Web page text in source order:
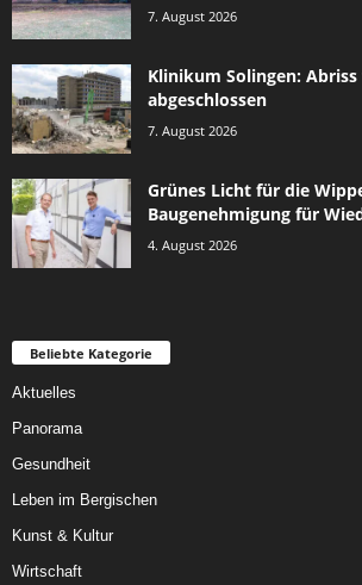
7. August 2026
Klinikum Solingen: Abriss
abgeschlossen
7. August 2026
Grünes Licht für die
Baugenehmigung für
4. August 2026
Beliebte Kategorie
Aktuelles
Panorama
Gesundheit
Leben im Bergischen
Kunst & Kultur
Wirtschaft